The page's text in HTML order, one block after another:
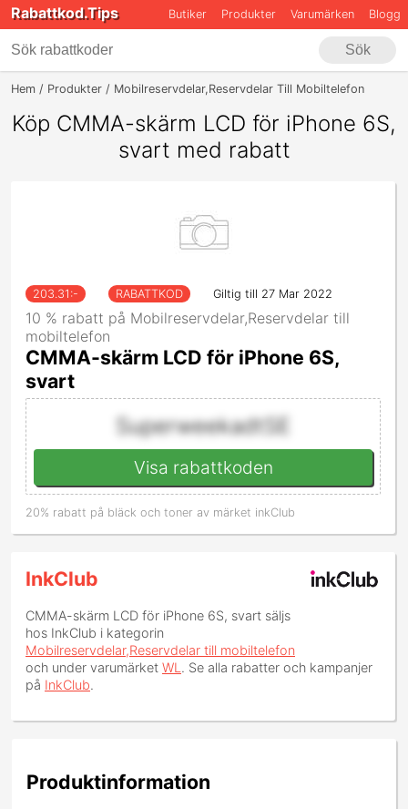
Rabattkod.Tips Butiker Produkter Varumärken Blogg
Sök
Hem Produkter Mobilreservdelar,Reservdelar Till Mobiltelefon
Köp CMMA-skärm LCD för iPhone 6S,
svart med rabatt
203.31 :- RABATTKOD Giltig till 27 Mar 2022
10 % rabatt på Mobilreservdelar,Reservdelar till
mobiltelefon
CMMA-skärm LCD för iPhone 6S,
svart
SuperweekadtSE
Visa rabattkoden
20% rabatt på bläck och toner av märket inkClub
InkClub
CMMA-skärm LCD för iPhone 6S, svart säljs
hos InkClub i kategorin
Mobilreservdelar,Reservdelar till mobiltelefon
och under varumärket WL . Se alla rabatter och kampanjer
på InkClub.
Produktinformation